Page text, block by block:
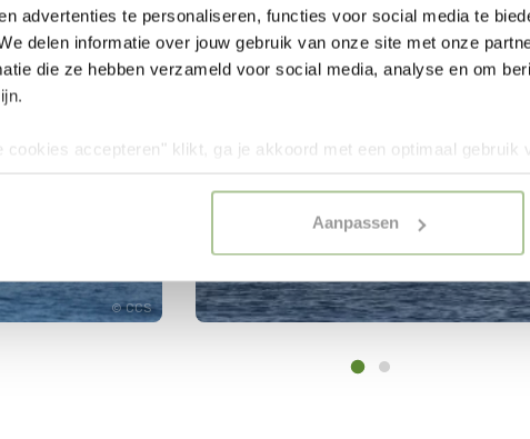
advertenties te personaliseren, functies voor social media te
delen informatie over jouw gebruik van onze site met onze
die ze hebben verzameld voor social media, analyse en om
cookies accepteren" klikt, ga je akkoord met een optimaal gebruik
maak dan jouw keuze in "selectie toestaan" of "alleen
Aanpassen
CCS